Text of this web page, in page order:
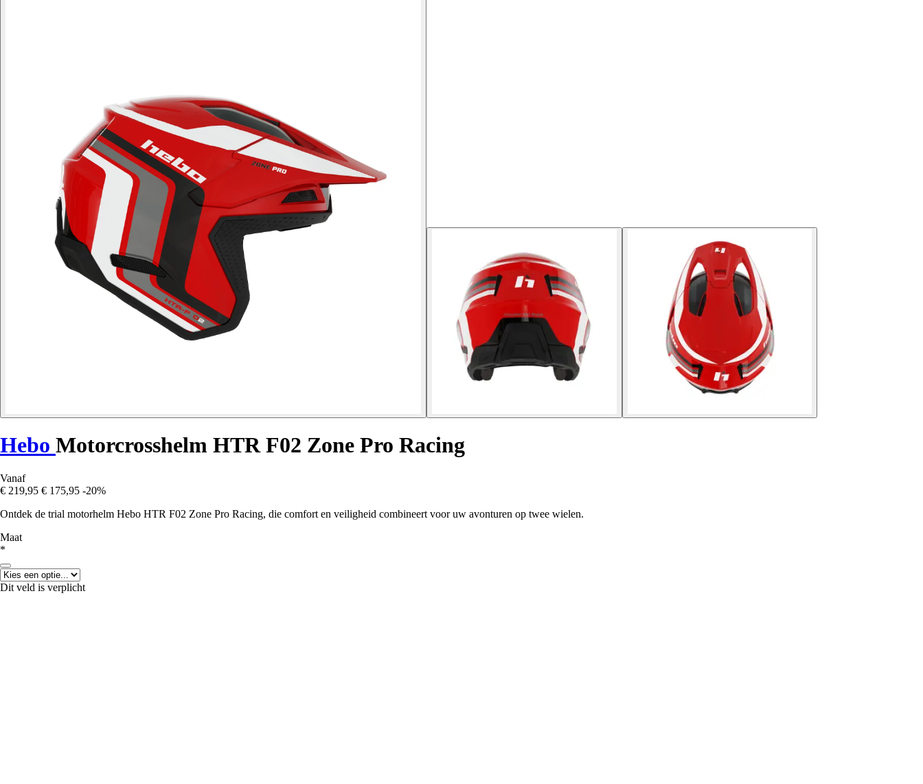
Hebo Motorcrosshelm HTR F02 Zone Pro Racing
Vanaf
€ 219,95 € 175,95 -20%
Ontdek de trial motorhelm Hebo HTR F02 Zone Pro Racing, die comfort en veiligheid combineert voor uw avonturen op twee wielen.
Maat
*
Dit veld is verplicht